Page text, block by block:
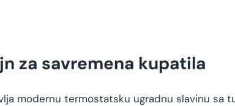
za savremena kupatila
modernu termostatsku ugradnu slavinu